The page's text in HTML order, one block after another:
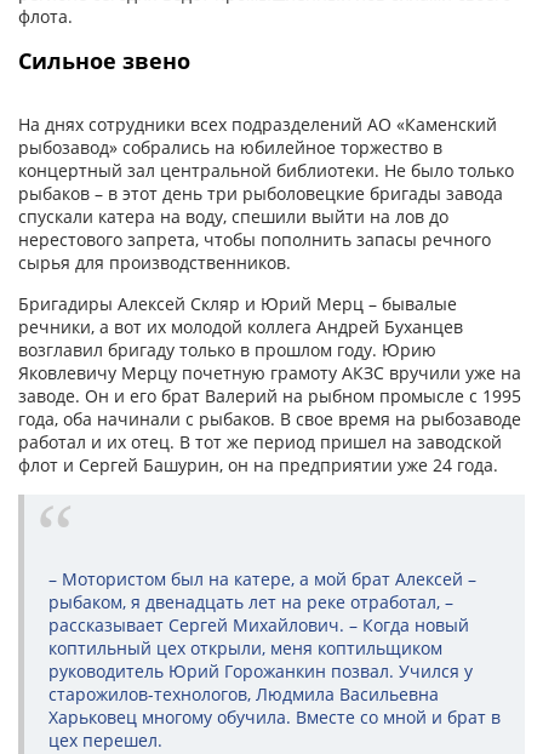
флота.
Сильное звено
На днях сотрудники всех подразделений АО «Каменский
рыбозавод» собрались на юбилейное торжество в
концертный зал центральной библиотеки. Не было только
рыбаков – в этот день три рыболовецкие бригады завода
спускали катера на воду, спешили выйти на лов до
нерестового запрета, чтобы пополнить запасы речного
сырья для производственников.
Бригадиры Алексей Скляр и Юрий Мерц – бывалые
речники, а вот их молодой коллега Андрей Буханцев
возглавил бригаду только в прошлом году. Юрию
Яковлевичу Мерцу почетную грамоту АКЗС вручили уже на
заводе. Он и его брат Валерий на рыбном промысле с 1995
года, оба начинали с рыбаков. В свое время на рыбозаводе
работал и их отец. В тот же период пришел на заводской
флот и Сергей Башурин, он на предприятии уже 24 года.
– Мотористом был на катере, а мой брат Алексей –
рыбаком, я двенадцать лет на реке отработал, –
рассказывает Сергей Михайлович. – Когда новый
коптильный цех открыли, меня коптильщиком
руководитель Юрий Горожанкин позвал. Учился у
старожилов-технологов, Людмила Васильевна
Харьковец многому обучила. Вместе со мной и брат в
цех перешел.